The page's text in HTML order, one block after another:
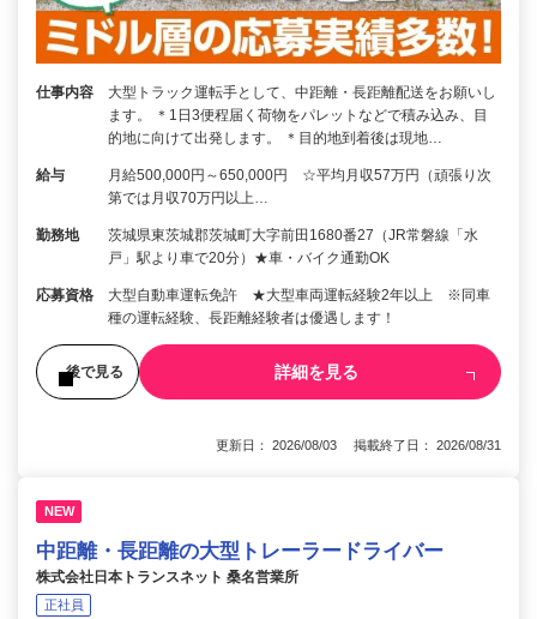
仕事内容
大型トラック運転手として、中距離・長距離配送をお願いし
ます。 ＊1日3便程届く荷物をパレットなどで積み込み、目
的地に向けて出発します。 ＊目的地到着後は現地…
給与
月給500,000円～650,000円 ☆平均月収57万円（頑張り次
第では月収70万円以上…
勤務地
茨城県東茨城郡茨城町大字前田1680番27（JR常磐線「水
戸」駅より車で20分）★車・バイク通勤OK
応募資格
大型自動車運転免許 ★大型車両運転経験2年以上 ※同車
種の運転経験、長距離経験者は優遇します！
後で見る 詳細を見る
更新日： 2026/08/03 掲載終了日： 2026/08/31
NEW
中距離・長距離の大型トレーラードライバー
株式会社日本トランスネット 桑名営業所
正社員